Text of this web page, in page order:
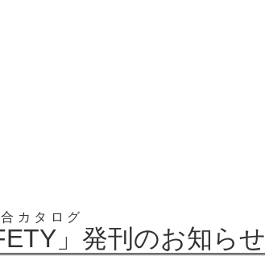
」
カタログ
発刊のお知らせ